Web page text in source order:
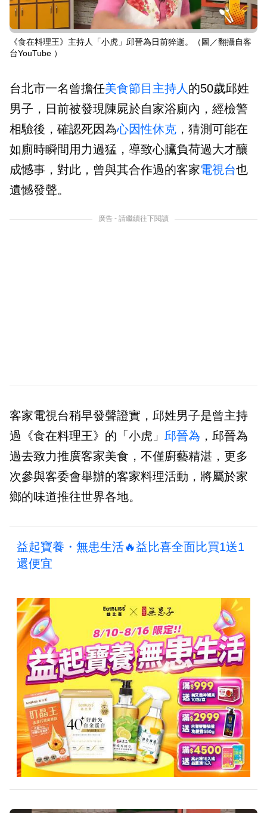
《食在料理王》主持人「小虎」邱晉為日前猝逝。（圖／翻攝自客
台YouTube ）
台北市一名曾擔任美食節目 主持人 的50歲邱姓
男子，日前被發現陳屍於自家浴廁內，經檢警
相驗後，確認死因為心因性休克 ，猜測可能在
如廁時瞬間用力過猛，導致心臟負荷過大才釀
成憾事，對此，曾與其合作過的客家電視台也
遺憾發聲。
廣告 - 請繼續往下閱讀
客家電視台稍早發聲證實，邱姓男子是曾主持
過《食在料理王》的「小虎」 邱晉為 ，邱晉為
過去致力推廣客家美食，不僅廚藝精湛，更多
次參與客委會舉辦的客家料理活動，將屬於家
鄉的味道推往世界各地。
益起寶養・無患生活🔥益比喜全面比買1送1
還便宜